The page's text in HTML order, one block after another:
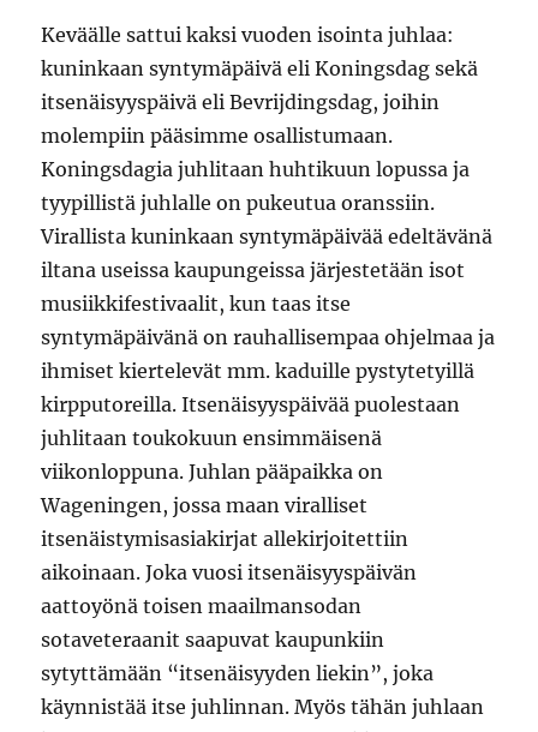
Keväälle sattui kaksi vuoden isointa juhlaa:
kuninkaan syntymäpäivä eli Koningsdag sekä
itsenäisyyspäivä eli Bevrijdingsdag, joihin
molempiin pääsimme osallistumaan.
Koningsdagia juhlitaan huhtikuun lopussa ja
tyypillistä juhlalle on pukeutua oranssiin.
Virallista kuninkaan syntymäpäivää edeltävänä
iltana useissa kaupungeissa järjestetään isot
musiikkifestivaalit, kun taas itse
syntymäpäivänä on rauhallisempaa ohjelmaa ja
ihmiset kiertelevät mm. kaduille pystytetyillä
kirpputoreilla. Itsenäisyyspäivää puolestaan
juhlitaan toukokuun ensimmäisenä
viikonloppuna. Juhlan pääpaikka on
Wageningen, jossa maan viralliset
itsenäistymisasiakirjat allekirjoitettiin
aikoinaan. Joka vuosi itsenäisyyspäivän
aattoyönä toisen maailmansodan
sotaveteraanit saapuvat kaupunkiin
sytyttämään “itsenäisyyden liekin”, joka
käynnistää itse juhlinnan. Myös tähän juhlaan